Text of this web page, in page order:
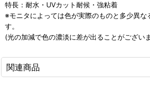
特長：耐水・UVカット耐候・強粘着
※モニタによっては色が実際のものと多少異な
す。
(光の加減で色の濃淡に差が出ることがございま
関連商品